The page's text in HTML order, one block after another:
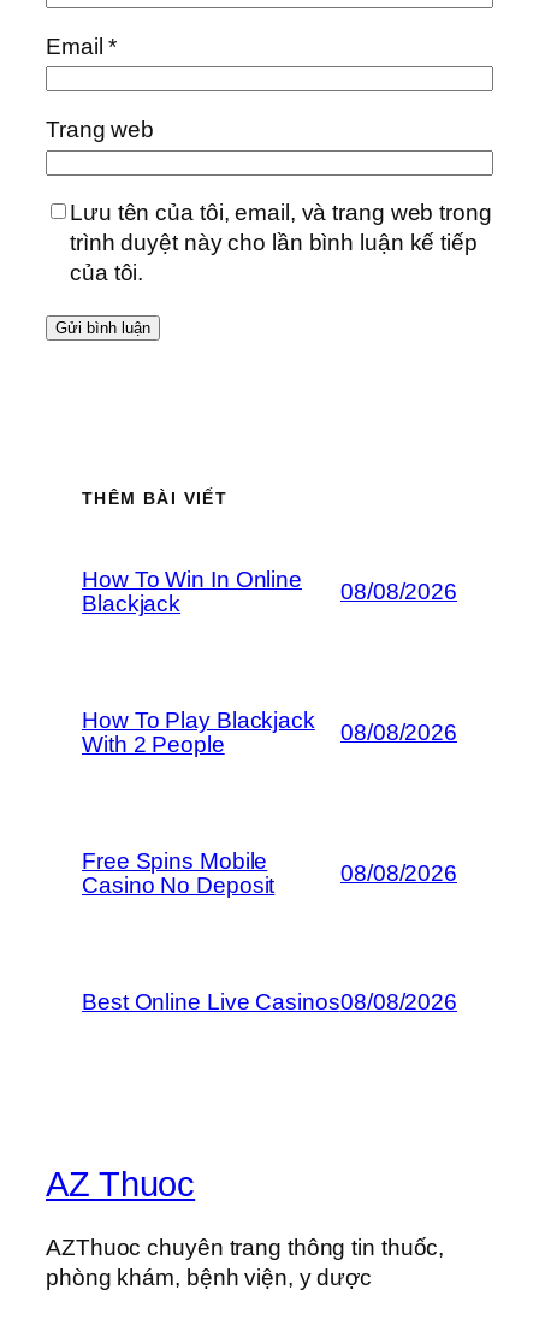
Email*
Trang web
Lưu tên của tôi, email, và trang web trong
trình duyệt này cho lần bình luận kế tiếp
của tôi.
THÊM BÀI VIẾT
How To Win In Online
Blackjack
08/08/2026
How To Play Blackjack
With 2 People
08/08/2026
Free Spins Mobile
Casino No Deposit
08/08/2026
Best Online Live Casinos08/08/2026
AZ Thuoc
AZThuoc chuyên trang thông tin thuốc,
phòng khám, bệnh viện, y dược